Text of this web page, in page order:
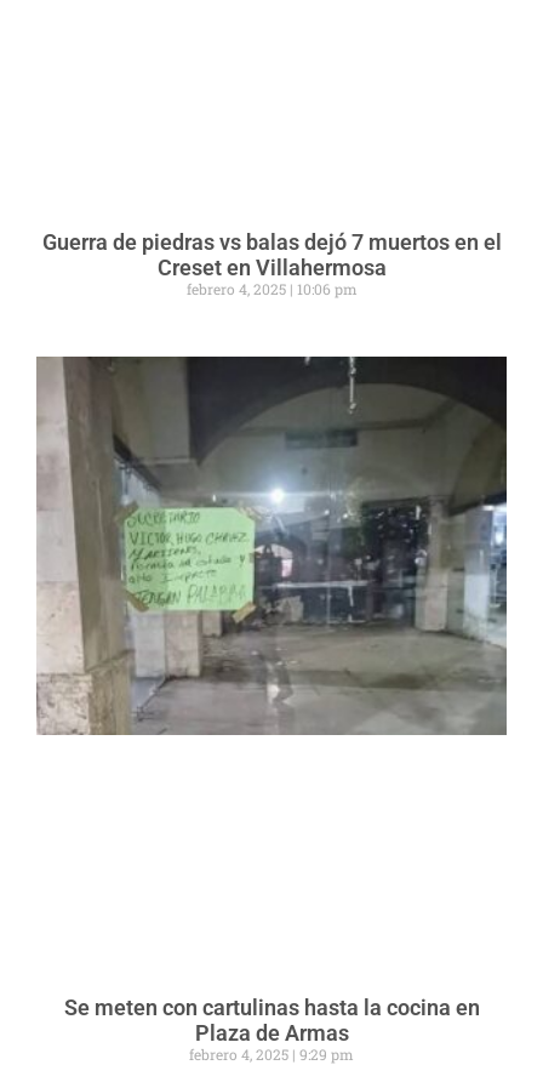
Guerra de piedras vs balas dejó 7 muertos en el
Creset en Villahermosa
febrero 4, 2025 10:06 pm
Se meten con cartulinas hasta la cocina en
Plaza de Armas
febrero 4, 2025 9:29 pm